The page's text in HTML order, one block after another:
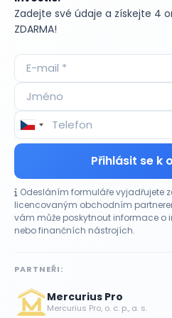
Zadejte své údaje a získejte 4
ZDARMA!
Přihlásit se k
Odesláním formuláře vyjadřujete
licencovaným obchodním
vám může poskytnout informace o
nebo finančních nástrojích.
PARTNEŘI:
Mercurius Pro
Mercurius Pro, o. c. p., a. s.
povinnosti spojené s tímto
Bullionářův
Accumulate
ADR (Americké
depozitní certifikáty)
Advokátní úschova
Akcie
Akcie prioritní
Akciové riziko (Risk On
Shares)